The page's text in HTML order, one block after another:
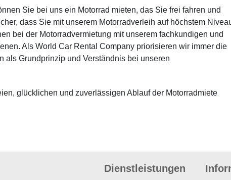
Sie bei uns ein Motorrad mieten, das Sie frei fahren und
dass Sie mit unserem Motorradverleih auf höchstem
bei der Motorradvermietung mit unserem fachkundigen und
Als World Car Rental Company priorisieren wir immer die
als Grundprinzip und Verständnis bei unseren
glücklichen und zuverlässigen Ablauf der Motorradmiete
Dienstleistungen